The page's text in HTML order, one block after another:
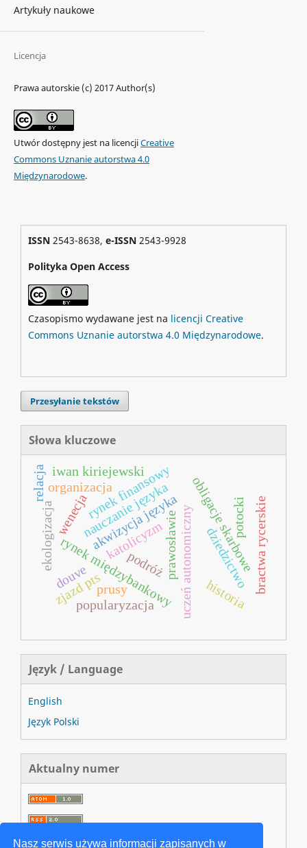
Nasz serwis używa informacji zapisanych w
Artykuły naukowe
Licencja
Prawa autorskie (c) 2017 Author(s)
Utwór dostępny jest na licencjiCreative
Commons Uznanie autorstwa 4.0
Międzynarodowe.
ISSN2543-8638, e-ISSN 2543-9928
Polityka Open Access
Czasopismo wydawane jest na licencji Creative
Commons Uznanie autorstwa 4.0 Międzynarodowe.
Przesyłanie tekstów
Słowa kluczowe
rynek międzybankowy
prawosławie
akwizycja języka
nauczanie języka
ekologizacja
rynek finansowy obligacje skarbowe
katolicyzm uczeń autonomiczny
iwan kiriejewski
popularyzacja
dziedzictwo
zjazd pts
organizacja
bractwa rycerskie
podróż
wenecja potocki
relacja
historia
douve prusy
Język / Language
English
Język Polski
Aktualny numer